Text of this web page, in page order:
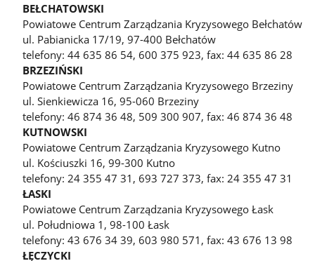
BEŁCHATOWSKI
Powiatowe Centrum Zarządzania Kryzysowego Bełchatów
ul. Pabianicka 17/19, 97-400 Bełchatów
telefony: 44 635 86 54, 600 375 923, fax: 44 635 86 28
BRZEZIŃSKI
Powiatowe Centrum Zarządzania Kryzysowego Brzeziny
ul. Sienkiewicza 16, 95-060 Brzeziny
telefony: 46 874 36 48, 509 300 907, fax: 46 874 36 48
KUTNOWSKI
Powiatowe Centrum Zarządzania Kryzysowego Kutno
ul. Kościuszki 16, 99-300 Kutno
telefony: 24 355 47 31, 693 727 373, fax: 24 355 47 31
ŁASKI
Powiatowe Centrum Zarządzania Kryzysowego Łask
ul. Południowa 1, 98-100 Łask
telefony: 43 676 34 39, 603 980 571, fax: 43 676 13 98
ŁĘCZYCKI